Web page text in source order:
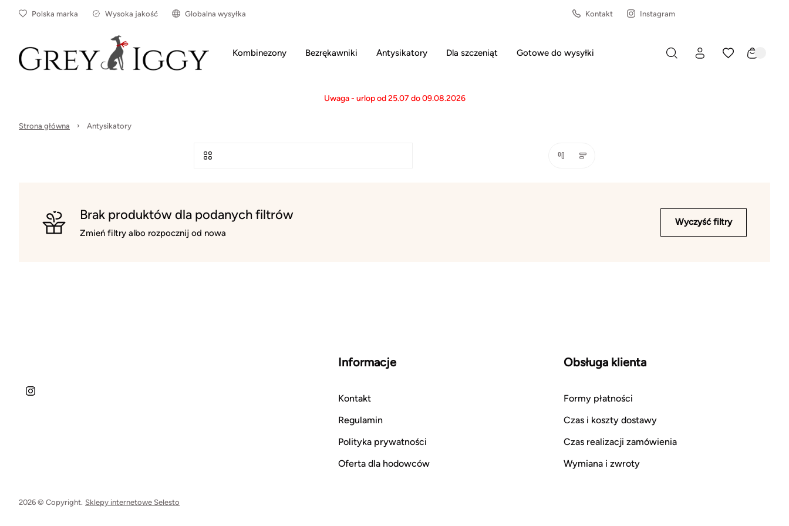
Polska marka Wysoka jakość Globalna wysyłka Kontakt Instagram
Kombinezony Bezrękawniki Antysikatory Dla szczeniąt Gotowe do wysyłki
Uwaga - urlop od 25.07 do 09.08.2026
Strona główna Antysikatory
Brak produktów dla podanych filtrów
Zmień filtry albo rozpocznij od nowa
Wyczyść filtry
Informacje
Kontakt
Regulamin
Polityka prywatności
Oferta dla hodowców
Obsługa klienta
Formy płatności
Czas i koszty dostawy
Czas realizacji zamówienia
Wymiana i zwroty
2026 © Copyright. Sklepy internetowe Selesto